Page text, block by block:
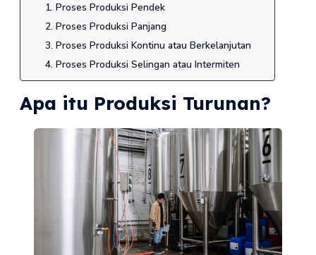
1. Proses Produksi Pendek
2. Proses Produksi Panjang
3. Proses Produksi Kontinu atau Berkelanjutan
4. Proses Produksi Selingan atau Intermiten
Apa itu Produksi Turunan?